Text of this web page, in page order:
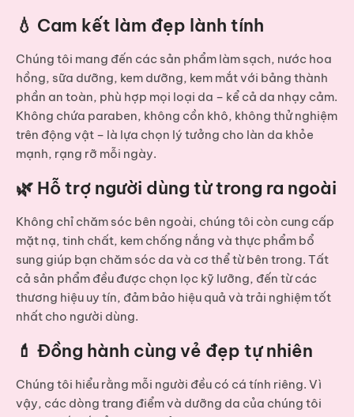
💧 Cam kết làm đẹp lành tính
Chúng tôi mang đến các sản phẩm làm sạch, nước hoa
hồng, sữa dưỡng, kem dưỡng, kem mắtvới bảng thành
phần an toàn, phù hợp mọi loại da – kể cả da nhạy cảm.
Không chứa paraben, không cồn khô, không thử nghiệm
trên động vật – là lựa chọn lý tưởng cho làn da khỏe
mạnh, rạng rỡ mỗi ngày.
🌿 Hỗ trợ người dùng từ trong ra ngoài
Không chỉ chăm sóc bên ngoài, chúng tôi còn cung cấp
mặt nạ, tinh chất, kem chống nắng và thực phẩm bổ
sung giúp bạn chăm sóc da và cơ thể từ bên trong. Tất
cả sản phẩm đều được chọn lọc kỹ lưỡng, đến từ các
thương hiệu uy tín, đảm bảo hiệu quả và trải nghiệm tốt
nhất cho người dùng.
💄 Đồng hành cùng vẻ đẹp tự nhiên
Chúng tôi hiểu rằng mỗi người đều có cá tính riêng. Vì
vậy, các dòng trang điểm và dưỡng da của chúng tôi